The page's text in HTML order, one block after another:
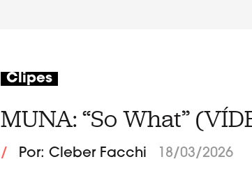
Clipes
MUNA: “So What”
/ Por: Cleber Facchi 18/03/2026